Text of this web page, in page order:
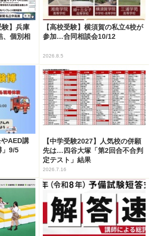
験】兵庫
、個別相
【高校受験】横須賀の私立4校が
参加…合同相談会10/12
2026.8.5
AED講
」9/5
【中学受験2027】人気校の併願
先は…四谷大塚「第2回合不合判
定テスト」結果
2026.7.16